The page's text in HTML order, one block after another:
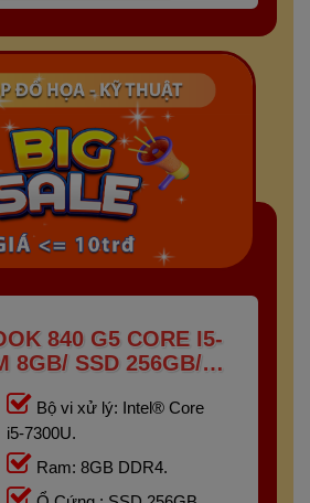
840 G5 CORE I5-
8GB/ SSD 256GB/
Bộ vi xử lý: Intel® Core
i5-7300U.
Ram: 8GB DDR4.